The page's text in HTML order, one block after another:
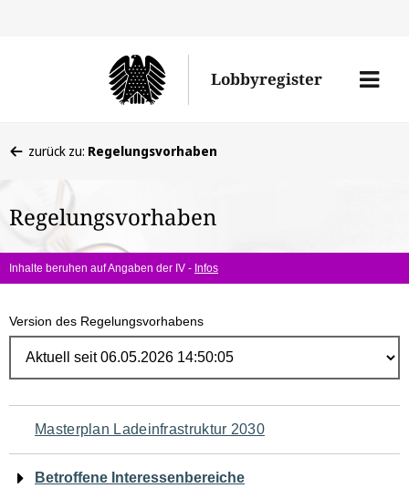
Lobbyregister
Menü
befinden
hier:
zurück zu: Regelungsvorhaben
Regelungsvorhaben
Inhalte beruhen auf Angaben der IV - Infos
Version des Regelungsvorhabens
Navigation
für
Masterplan Ladeinfrastruktur 2030
Betroffene Interessenbereiche